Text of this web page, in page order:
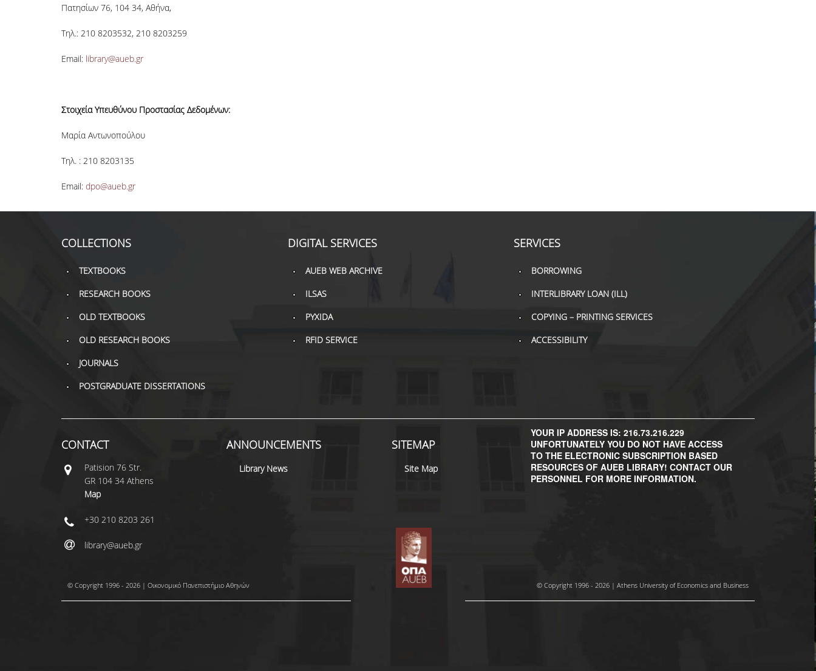
Πατησίων 76, 104 34, Αθήνα,
Τηλ.: 210 8203532, 210 8203259
Email: library@aueb.gr
Στοιχεία Υπευθύνου Προστασίας Δεδομένων:
Μαρία Αντωνοπούλου
Τηλ. : 210 8203135
Email: dpo@aueb.gr
COLLECTIONS
TEXTBOOKS
RESEARCH BOOKS
OLD TEXTBOOKS
OLD RESEARCH BOOKS
JOURNALS
POSTGRADUATE DISSERTATIONS
DIGITAL SERVICES
AUEB WEB ARCHIVE
ILSAS
PYXIDA
RFID SERVICE
SERVICES
BORROWING
INTERLIBRARY LOAN (ILL)
COPYING – PRINTING SERVICES
ACCESSIBILITY
YOUR IP ADDRESS IS: 216.73.216.229
UNFORTUNATELY YOU DO NOT HAVE ACCESS
TO THE ELECTRONIC SUBSCRIPTION BASED
RESOURCES OF AUEB LIBRARY! CONTACT OUR
PERSONNEL FOR MORE INFORMATION.
CONTACT
Patisiοn 76 Str.
GR 104 34 Athens
Map
+30 210 8203 261
library@aueb.gr
ANNOUNCEMENTS
Library News
SITEMAP
Site Map
© Copyright 1996 - 2026 | Οικονομικό Πανεπιστήμιο Αθηνών © Copyright 1996 - 2026 | Athens University of Economics and Business